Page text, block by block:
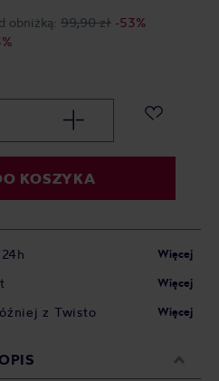
obniżką: 99,90 zł -53%
KOSZYKA
Więcej
Więcej
z Twisto Więcej